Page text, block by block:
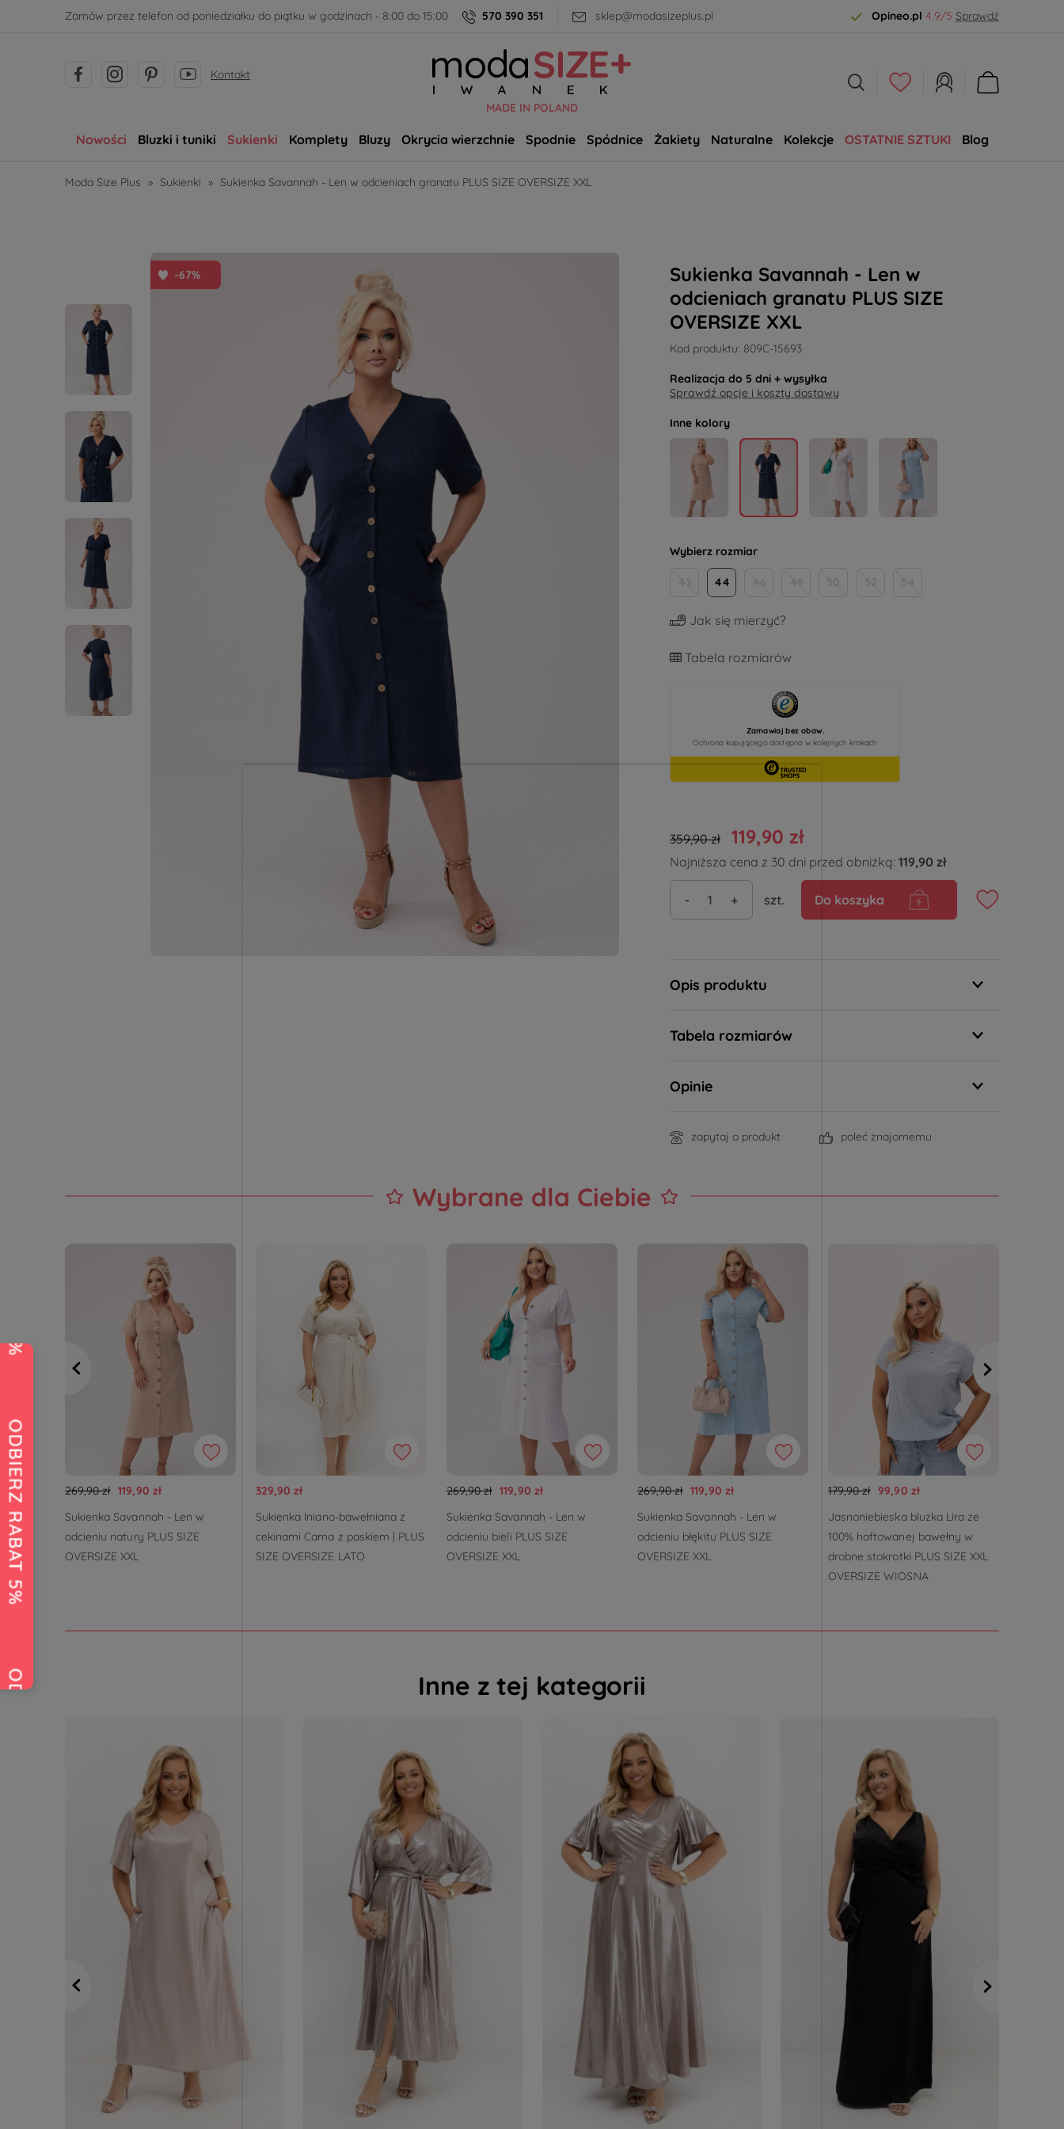
Zamów przez telefon od poniedziałku do piątku w godzinach - 8:00 do 15:00 570 390 351 sklep@modasizeplus.pl Opineo.pl 4.9/5 Sprawdź
Kontakt
MADE IN POLAND
Nowości Bluzki i tuniki Sukienki Komplety Bluzy Okrycia wierzchnie Spodnie Spódnice Żakiety Naturalne Kolekcje OSTATNIE SZTUKI
Blog
Moda Size Plus » Sukienki » Sukienka Savannah - Len w odcieniach granatu PLUS SIZE OVERSIZE XXL
-67%
Sukienka Savannah - Len w
odcieniach granatu PLUS SIZE
OVERSIZE XXL
Kod produktu: 809C-15693
Realizacja do 5 dni + wysyłka
Sprawdź opcje i koszty dostawy
Inne kolory
Wybierz rozmiar
44
Jak się mierzyć?
Tabela rozmiarów
359,90 zł 119,90 zł
Najniższa cena z 30 dni przed obniżką: 119,90 zł
- + szt. Do koszyka
Opis produktu
Tabela rozmiarów
Opinie
zapytaj o produkt poleć znajomemu
Wybrane dla Ciebie
269,90 zł 119,90 zł
Sukienka Savannah - Len w
odcieniu natury PLUS SIZE
OVERSIZE XXL
329,90 zł
Sukienka lniano-bawełniana z
cekinami Cama z paskiem | PLUS
SIZE OVERSIZE LATO
269,90 zł 119,90 zł
Sukienka Savannah - Len w
odcieniu bieli PLUS SIZE
OVERSIZE XXL
269,90 zł 119,90 zł
Sukienka Savannah - Len w
odcieniu błękitu PLUS SIZE
OVERSIZE XXL
179,90 zł 99,90 zł
Jasnoniebieska bluzka Lira ze
100% haftowanej bawełny w
drobne stokrotki PLUS SIZE XXL
OVERSIZE WIOSNA
Inne z tej kategorii